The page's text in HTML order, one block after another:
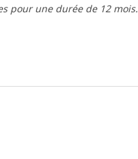
pour une durée de 12 mois.